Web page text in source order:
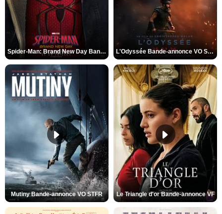
Spider-Man: Brand New Day Bande-annonce VO STFR L'Odyssée Bande-annonce VO STFR
Mutiny Bande-annonce VO STFR Le Triangle d'or Bande-annonce VF